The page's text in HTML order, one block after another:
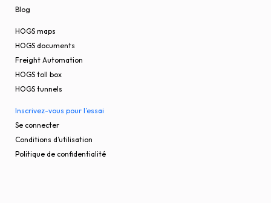
Blog
HOGS maps
HOGS documents
Freight Automation
HOGS toll box
HOGS tunnels
Inscrivez-vous pour l’essai
Se connecter
Conditions d’utilisation
Politique de confidentialité